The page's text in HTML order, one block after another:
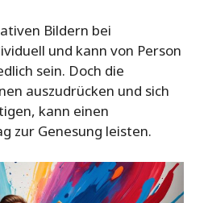
Bildern bei
und kann von Person
sein. Doch die
auszudrücken und sich
kann einen
zur Genesung leisten.